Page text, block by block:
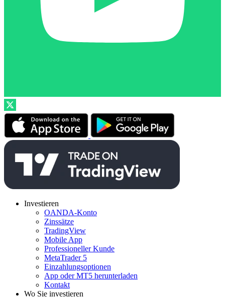
Investieren
OANDA-Konto
Zinssätze
TradingView
Mobile App
Professioneller Kunde
MetaTrader 5
Einzahlungsoptionen
App oder MT5 herunterladen
Kontakt
Wo Sie investieren